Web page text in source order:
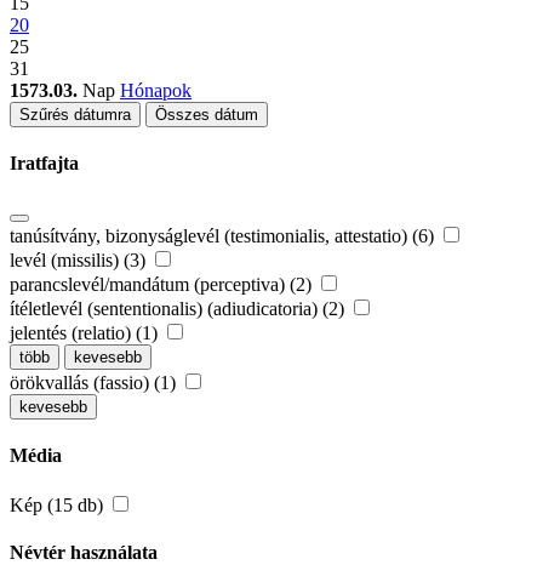
20
25
31
1573.03. Nap Hónapok
Szűrés dátumra Összes dátum
Iratfajta
tanúsítvány, bizonyságlevél (testimonialis, attestatio) (6)
levél (missilis) (3)
parancslevél/mandátum (perceptiva) (2)
ítéletlevél (sententionalis) (adiudicatoria) (2)
jelentés (relatio) (1)
több kevesebb
örökvallás (fassio) (1)
kevesebb
Média
Kép (15 db)
Névtér használata